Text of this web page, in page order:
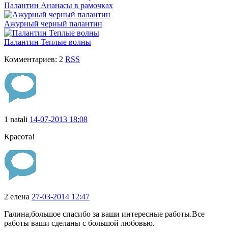
Палантин Ананасы в рамочках
Ажурный черный палантин
Палантин Теплые волны
Комментариев: 2 RSS
1 natali 14-07-2013 18:08
Красота!
2 елена 27-03-2014 12:47
Галина,большое спасибо за ваши интересные работы.Все
работы ваши сделаны с большой любовью.